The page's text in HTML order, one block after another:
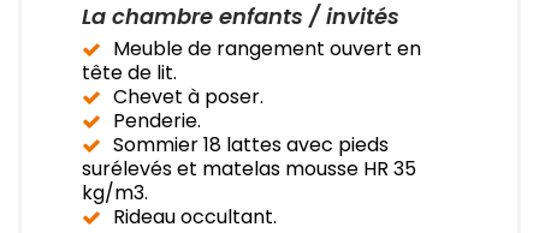
La chambre enfants / invités
Meuble de rangement ouvert en
tête de lit.
Chevet à poser.
Penderie.
Sommier 18 lattes avec pieds
surélevés et matelas mousse HR 35
kg/m3.
Rideau occultant.